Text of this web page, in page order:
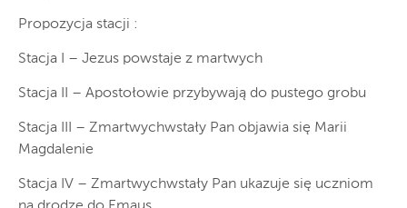
Propozycja stacji :
Stacja I – Jezus powstaje z martwych
Stacja II – Apostołowie przybywają do pustego grobu
Stacja III – Zmartwychwstały Pan objawia się Marii
Magdalenie
Stacja IV – Zmartwychwstały Pan ukazuje się uczniom